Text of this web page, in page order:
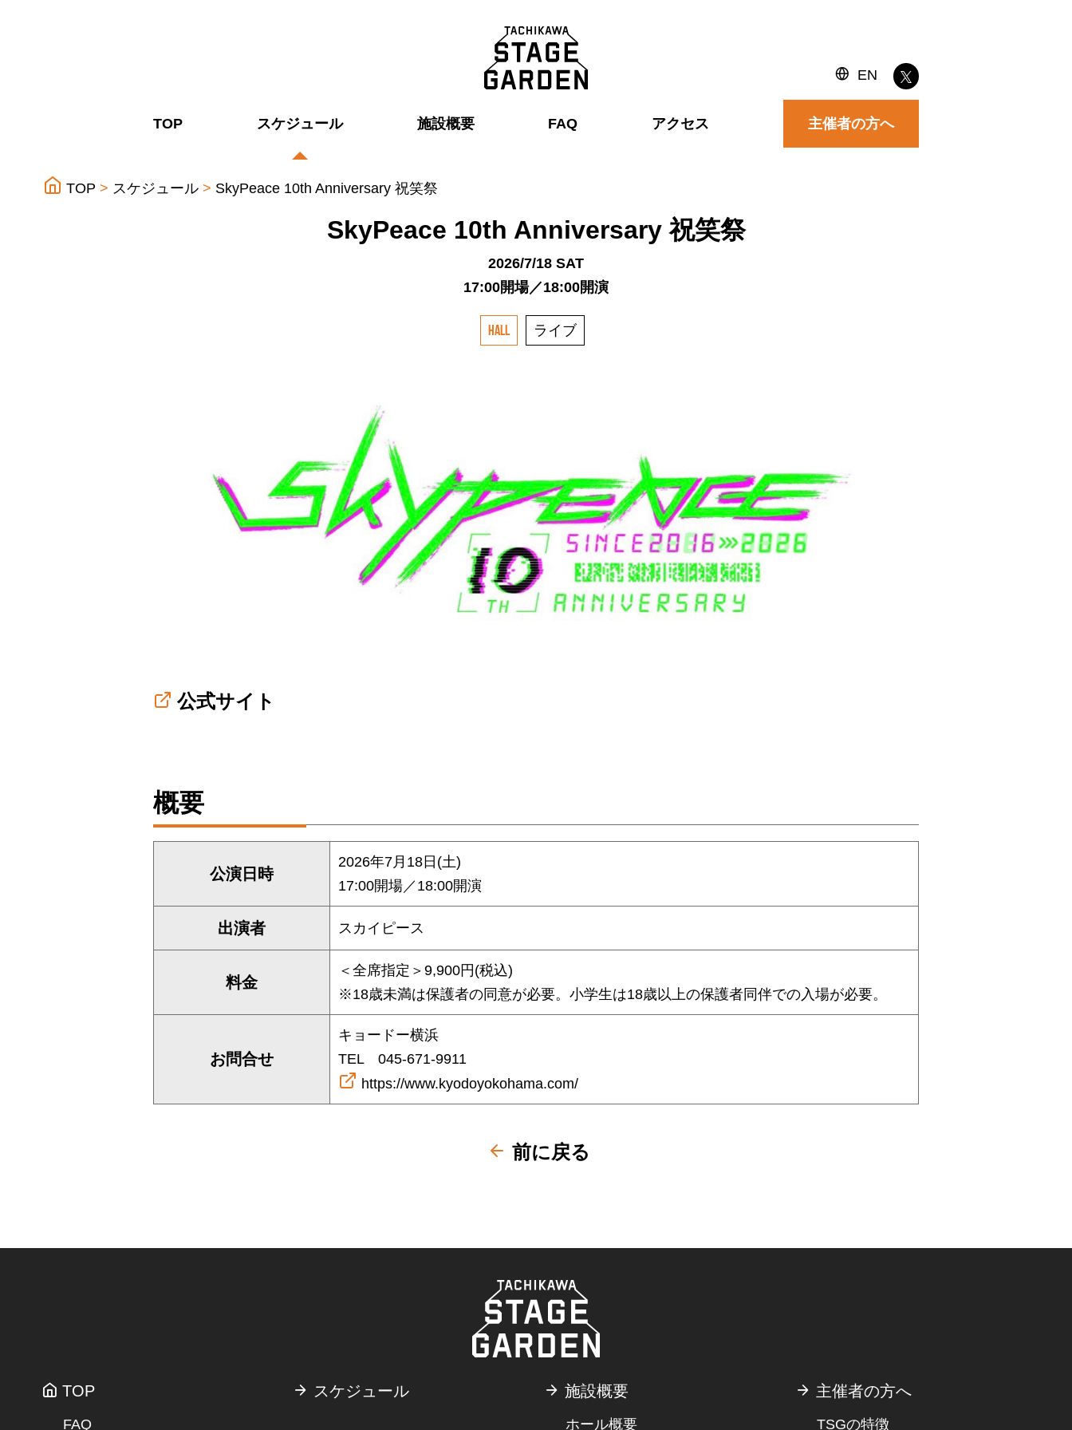
TOP スケジュール 施設概要 FAQ アクセス 主催者の方へ
EN
TOP スケジュール SkyPeace 10th Anniversary 祝笑祭
SkyPeace 10th Anniversary 祝笑祭
2026/7/18 SAT
17:00開場／18:00開演
HALL ライブ
公式サイト
概要
公演日時
2026年7⽉18⽇(土)
17:00開場／18:00開演
出演者 スカイピース
料金
＜全席指定＞9,900円(税込)
※18歳未満は保護者の同意が必要。小学生は18歳以上の保護者同伴での入場が必要。
お問合せ
キョードー横浜
TEL 045-671-9911
https://www.kyodoyokohama.com/
前に戻る
TOP
FAQ
スケジュール 施設概要
ホール概要
主催者の方へ
TSGの特徴